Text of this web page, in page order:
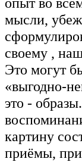
мысли,
своему ,
Это могут
«выгодно-
это -
картину
приёмы,